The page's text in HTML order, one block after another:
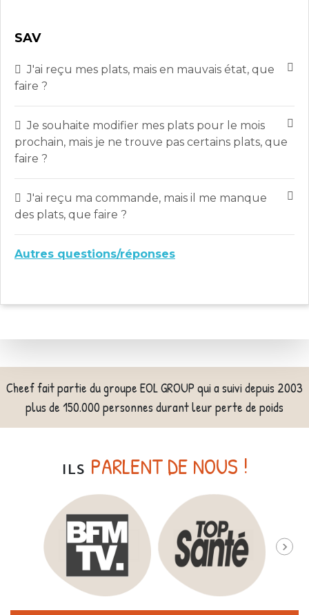
SAV
J'ai reçu mes plats, mais en mauvais état, que
faire ?
Je souhaite modifier mes plats pour le mois
prochain, mais je ne trouve pas certains plats, que
faire ?
J'ai reçu ma commande, mais il me manque
des plats, que faire ?
Autres questions/réponses
Cheef fait partie du groupe EOL GROUP qui a suivi depuis 2003
plus de 150.000 personnes durant leur perte de poids
ILS PARLENT DE NOUS !